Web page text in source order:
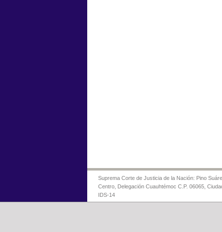
Suprema Corte de Justicia de la Nación: Pino
Centro, Delegación Cuauhtémoc C.P. 06065,
IDS-14